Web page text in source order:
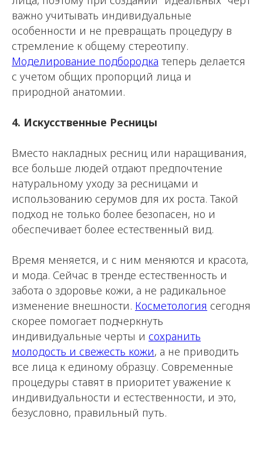
важно учитывать индивидуальные
особенности и не превращать процедуру в
стремление к общему стереотипу.
Моделирование подбородка теперь делается
с учетом общих пропорций лица и
природной анатомии.
4. Искусственные Ресницы
Вместо накладных ресниц или наращивания,
все больше людей отдают предпочтение
натуральному уходу за ресницами и
использованию серумов для их роста. Такой
подход не только более безопасен, но и
обеспечивает более естественный вид.
Время меняется, и с ним меняются и красота,
и мода. Сейчас в тренде естественность и
забота о здоровье кожи, а не радикальное
изменение внешности. Косметология сегодня
скорее помогает подчеркнуть
индивидуальные черты и сохранить
молодость и свежесть кожи, а не приводить
все лица к единому образцу. Современные
процедуры ставят в приоритет уважение к
индивидуальности и естественности, и это,
безусловно, правильный путь.
БЕСПЛАТНО получите
АВТОРСКИЕ
ПРОТОКОЛЫ на все